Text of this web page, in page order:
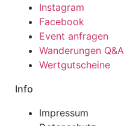
Instagram
Facebook
Event anfragen
Wanderungen Q&A
Wertgutscheine
Info
Impressum